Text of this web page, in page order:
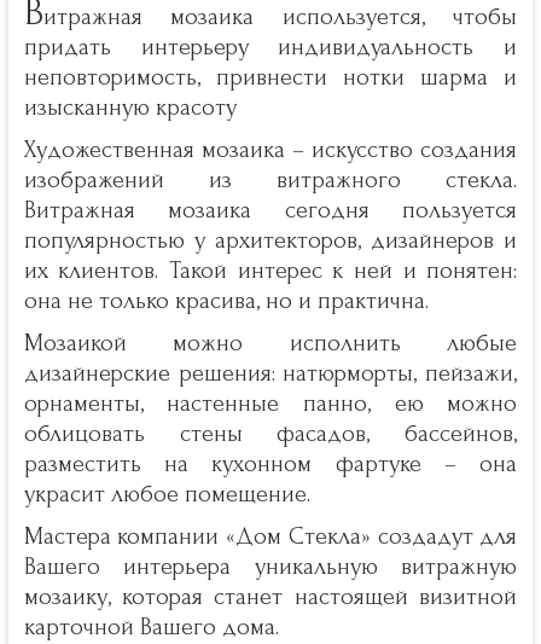
Витражная мозаика используется, чтобы
придать интерьеру индивидуальность и
неповторимость, привнести нотки шарма и
изысканную красоту
Художественная мозаика – искусство создания
изображений из витражного стекла.
Витражная мозаика сегодня пользуется
популярностью у архитекторов, дизайнеров и
их клиентов. Такой интерес к ней и понятен:
она не только красива, но и практична.
Мозаикой можно исполнить любые
дизайнерские решения: натюрморты, пейзажи,
орнаменты, настенные панно, ею можно
облицовать стены фасадов, бассейнов,
разместить на кухонном фартуке – она
украсит любое помещение.
Мастера компании «Дом Cтекла» создадут для
Вашего интерьера уникальную витражную
мозаику, которая станет настоящей визитной
карточной Вашего дома.